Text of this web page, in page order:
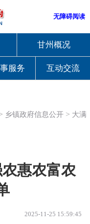
无障碍阅读
甘州概况
服务 互动交流
乡镇政府信息公开 > 大满
惠农富农
2025-11-25 15:59:45